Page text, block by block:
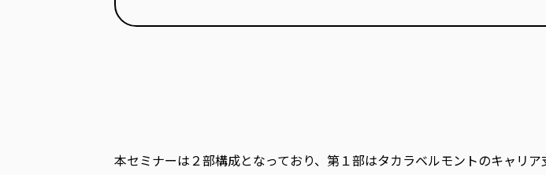
本セミナーは２部構成となっており、第１部はタカラベルモントのキャリ